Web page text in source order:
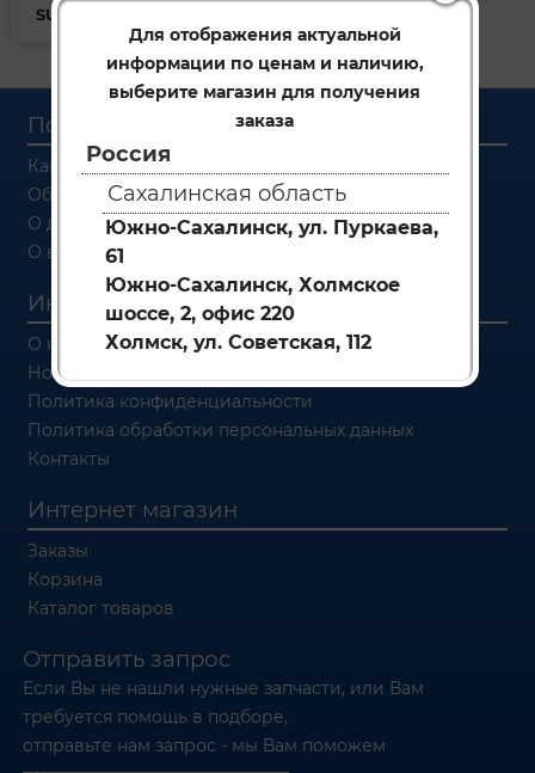
Для отображения актуальной
информации по ценам и наличию,
выберите магазин для получения
заказа
Россия
Сахалинская область
Южно-Сахалинск, ул. Пуркаева,
61
Южно-Сахалинск, Холмское
шоссе, 2, офис 220
Холмск, ул. Советская, 112
SUMICO (ALPHAS) __ 186
Покупателям
Как заказать
Об оплате
О доставке
О возврате
Информация
О компании
Новости
Политика конфиденциальности
Политика обработки персональных данных
Контакты
Интернет магазин
Заказы
Корзина
Каталог товаров
Отправить запрос
Если Вы не нашли нужные запчасти, или Вам
требуется помощь в подборе,
отправьте нам запрос - мы Вам поможем